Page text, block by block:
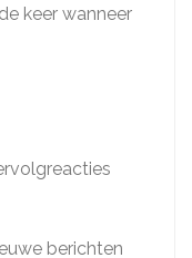
keer wanneer
berichten